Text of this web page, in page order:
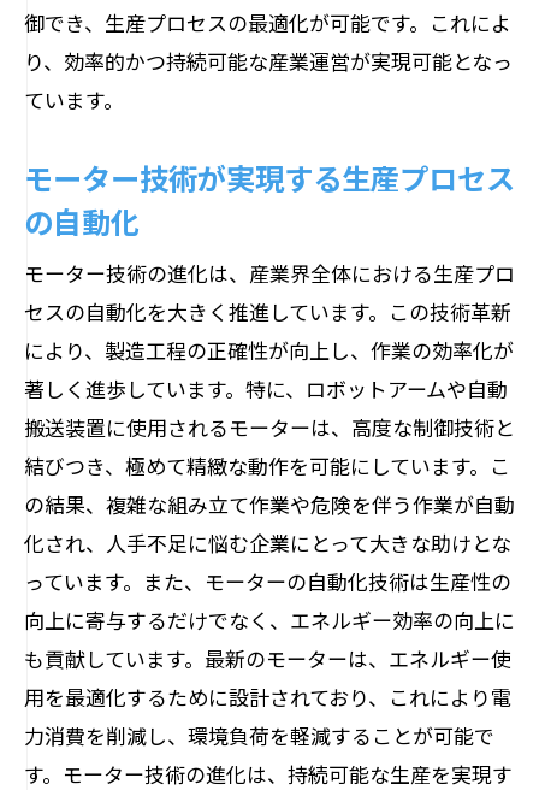
御でき、生産プロセスの最適化が可能です。これによ
り、効率的かつ持続可能な産業運営が実現可能となっ
ています。
モーター技術が実現する生産プロセス
の自動化
モーター技術の進化は、産業界全体における生産プロ
セスの自動化を大きく推進しています。この技術革新
により、製造工程の正確性が向上し、作業の効率化が
著しく進歩しています。特に、ロボットアームや自動
搬送装置に使用されるモーターは、高度な制御技術と
結びつき、極めて精緻な動作を可能にしています。こ
の結果、複雑な組み立て作業や危険を伴う作業が自動
化され、人手不足に悩む企業にとって大きな助けとな
っています。また、モーターの自動化技術は生産性の
向上に寄与するだけでなく、エネルギー効率の向上に
も貢献しています。最新のモーターは、エネルギー使
用を最適化するために設計されており、これにより電
力消費を削減し、環境負荷を軽減することが可能で
す。モーター技術の進化は、持続可能な生産を実現す